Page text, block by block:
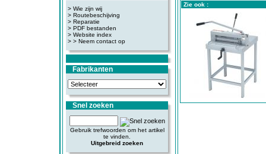
> Wie zijn wij
> Routebeschijving
> Reparatie
> PDF bestanden
> Website index
> > Neem contact op
Fabrikanten
Snel zoeken
Gebruik trefwoorden om het artikel
te vinden.
Uitgebreid zoeken
Zie ook :